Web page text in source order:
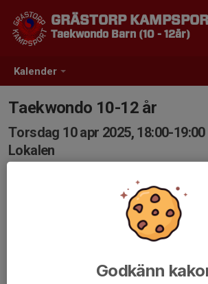
Kalender
GRÄSTORP
Taekwondo Barn (10 - 12år)
Taekwondo 10-12 år
Torsdag 10 apr 2025, 18:00-19:00
Lokalen
Godkänn